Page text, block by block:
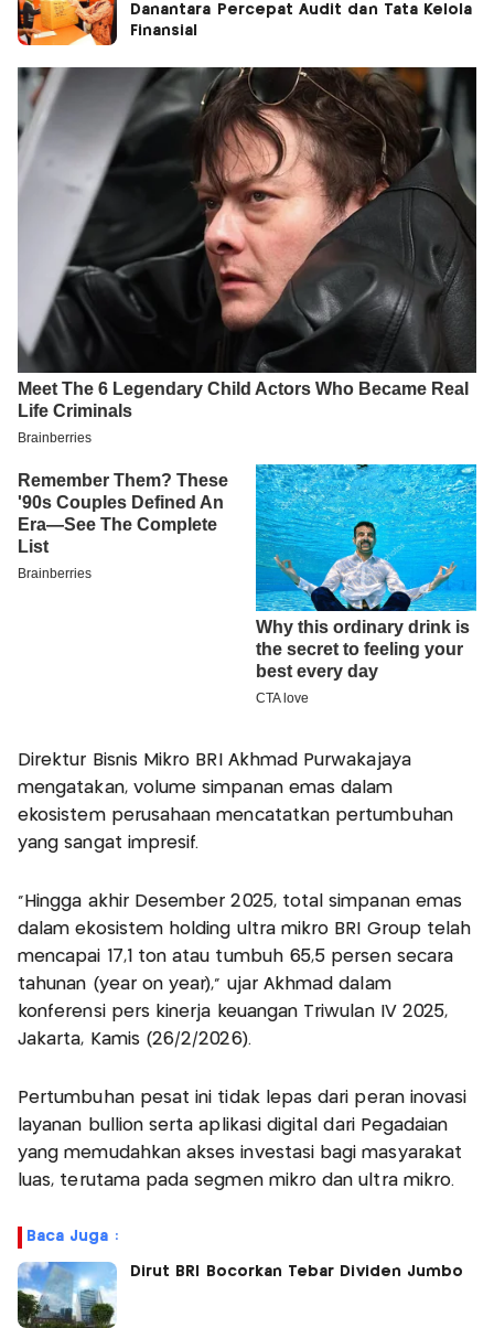
Danantara Percepat Audit dan Tata Kelola
Finansial
Direktur Bisnis Mikro BRI Akhmad Purwakajaya
mengatakan, volume simpanan emas dalam
ekosistem perusahaan mencatatkan pertumbuhan
yang sangat impresif.
“Hingga akhir Desember 2025, total simpanan emas
dalam ekosistem holding ultra mikro BRI Group telah
mencapai 17,1 ton atau tumbuh 65,5 persen secara
tahunan (year on year),” ujar Akhmad dalam
konferensi pers kinerja keuangan Triwulan IV 2025,
Jakarta, Kamis (26/2/2026).
Pertumbuhan pesat ini tidak lepas dari peran inovasi
layanan bullion serta aplikasi digital dari Pegadaian
yang memudahkan akses investasi bagi masyarakat
luas, terutama pada segmen mikro dan ultra mikro.
Baca Juga :
Dirut BRI Bocorkan Tebar Dividen Jumbo